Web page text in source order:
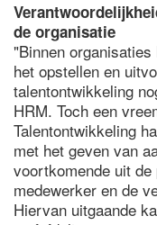
de organisatie
"Binnen
het opstellen en
talentontwikkeling
HRM. Toch een
Talentontwikkeling
met het geven van
voortkomende uit
medewerker en de
Hiervan uitgaande